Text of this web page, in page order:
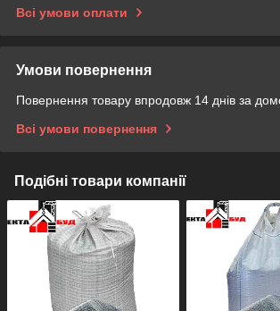
Всі умови оплати
Умови повернення
Повернення товару впродовж 14 днів за
Всі умови повернення
Подібні товари компанії